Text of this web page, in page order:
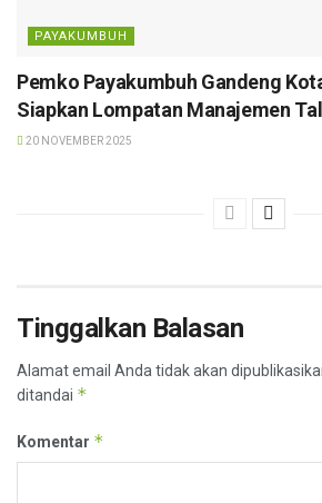
PAYAKUMBUH
Pemko Payakumbuh Gandeng
Siapkan Lompatan Manajemen
20 NOVEMBER 2025
Tinggalkan Balasan
Alamat email Anda tidak akan
ditandai *
Komentar *